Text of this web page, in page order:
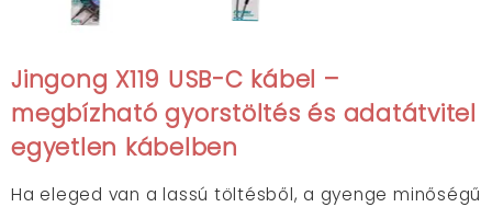
Jingong X119 USB-C kábel –
megbízható gyorstöltés és adatátvitel
egyetlen kábelben
Ha eleged van a lassú töltésből, a gyenge minőségű